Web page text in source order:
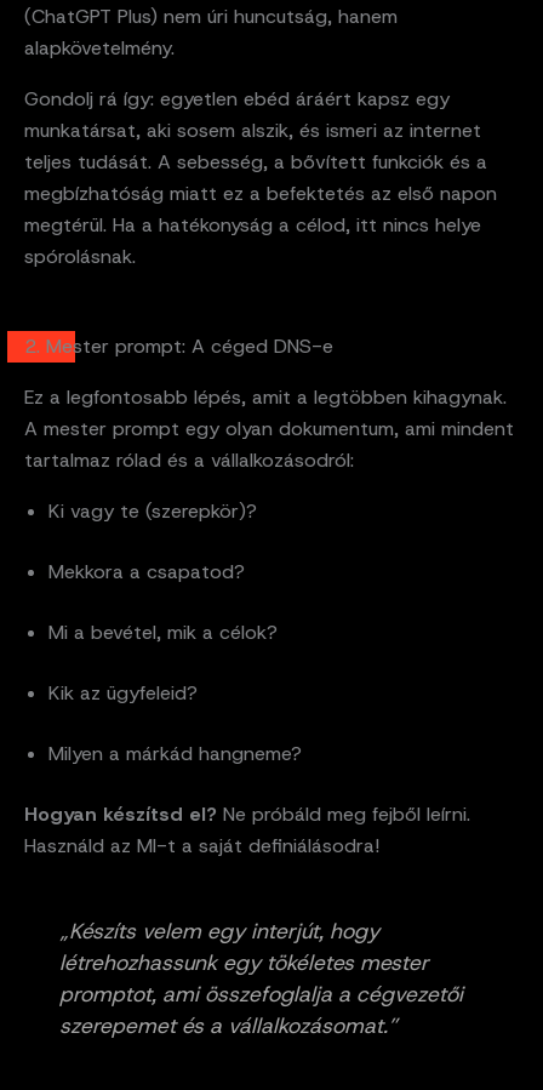
(ChatGPT Plus) nem úri huncutság, hanem
alapkövetelmény.
Gondolj rá így: egyetlen ebéd áráért kapsz egy
munkatársat, aki sosem alszik, és ismeri az internet
teljes tudását. A sebesség, a bővített funkciók és a
megbízhatóság miatt ez a befektetés az első napon
megtérül. Ha a hatékonyság a célod, itt nincs helye
spórolásnak.
2. Mester prompt: A céged DNS-e
Ez a legfontosabb lépés, amit a legtöbben kihagynak.
A mester prompt egy olyan dokumentum, ami mindent
tartalmaz rólad és a vállalkozásodról:
Ki vagy te (szerepkör)?
Mekkora a csapatod?
Mi a bevétel, mik a célok?
Kik az ügyfeleid?
Milyen a márkád hangneme?
Hogyan készítsd el? Ne próbáld meg fejből leírni.
Használd az MI-t a saját definiálásodra!
„Készíts velem egy interjút, hogy
létrehozhassunk egy tökéletes mester
promptot, ami összefoglalja a cégvezetői
szerepemet és a vállalkozásomat.”